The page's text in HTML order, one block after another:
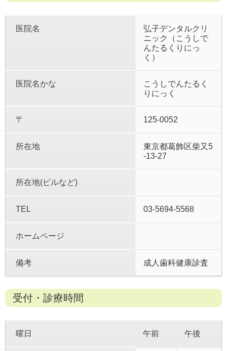
医院名
弘子デンタルクリ
ニック（こうしで
んたるくりにっ
く）
医院名かな
こうしでんたるく
りにっく
〒 125-0052
所在地
東京都葛飾区柴又5
-13-27
所在地(ビルなど)
TEL 03-5694-5568
ホームページ
備考 成人歯科健康診査
受付・診療時間
曜日 午前 午後